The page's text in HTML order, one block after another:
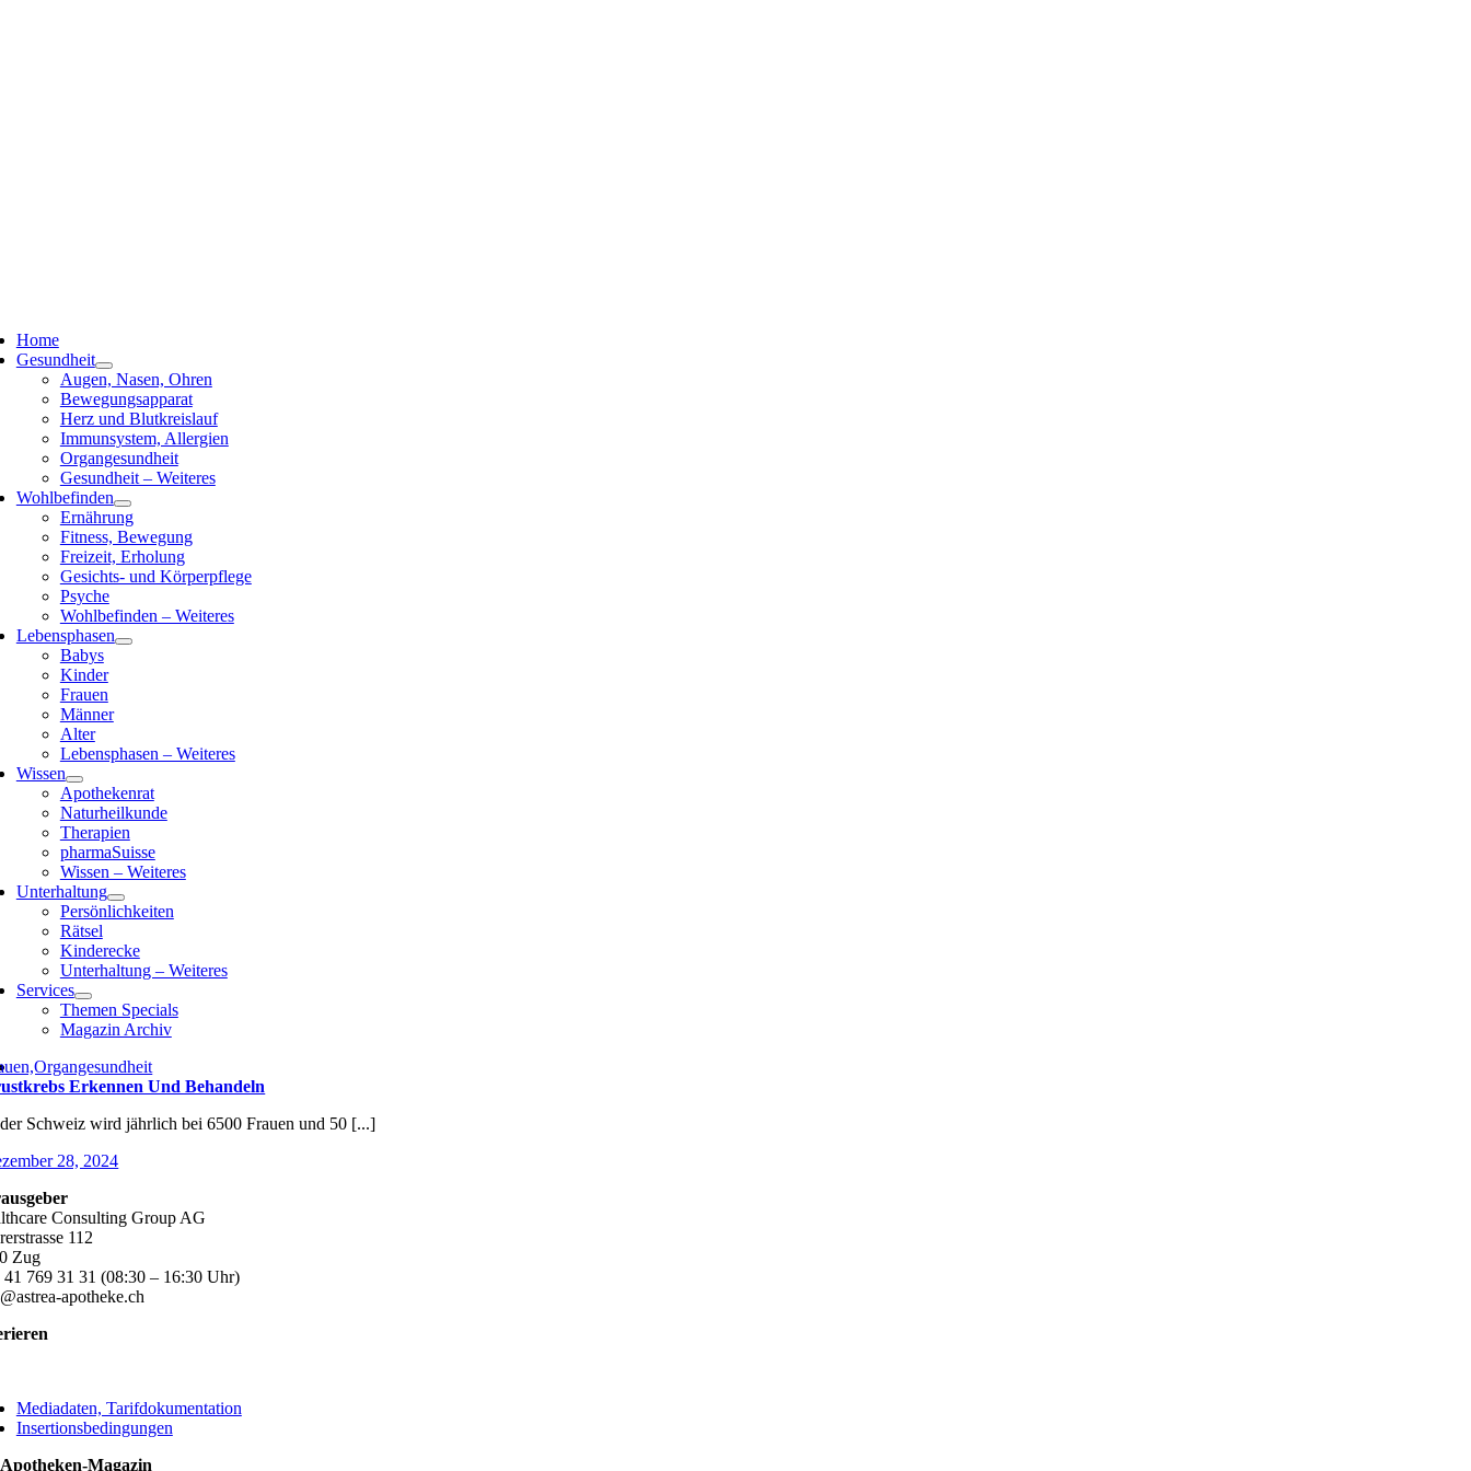
Home
Gesundheit
Augen, Nasen, Ohren
Bewegungsapparat
Herz und Blutkreislauf
Immunsystem, Allergien
Organgesundheit
Gesundheit – Weiteres
Wohlbefinden
Ernährung
Fitness, Bewegung
Freizeit, Erholung
Gesichts- und Körperpflege
Psyche
Wohlbefinden – Weiteres
Lebensphasen
Babys
Kinder
Frauen
Männer
Alter
Lebensphasen – Weiteres
Wissen
Apothekenrat
Naturheilkunde
Therapien
pharmaSuisse
Wissen – Weiteres
Unterhaltung
Persönlichkeiten
Rätsel
Kinderecke
Unterhaltung – Weiteres
Services
Themen Specials
Magazin Archiv
Erkennen Und Behandeln
Schweiz wird jährlich bei 6500 Frauen und 50 [...]
28, 2024
Consulting Group AG
112
Zug
41 769 31 31 (08:30 – 16:30 Uhr)
apotheke.ch
Mediadaten, Tarifdokumentation
Insertionsbedingungen
Magazin